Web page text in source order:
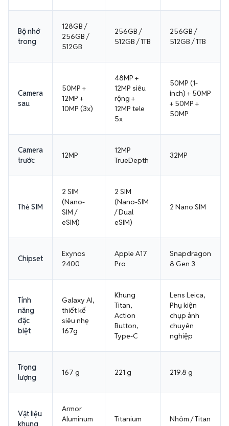
Bộ nhớ
trong
128GB /
256GB /
512GB
256GB /
512GB / 1TB
256GB /
512GB / 1TB
Camera
sau
50MP +
12MP +
10MP (3x)
48MP +
12MP siêu
rộng +
12MP tele
5x
50MP (1-
inch) + 50MP
+ 50MP +
50MP
Camera
trước
12MP
12MP
TrueDepth
32MP
Thẻ SIM
2 SIM
(Nano-
SIM /
eSIM)
2 SIM
(Nano-SIM
/ Dual
eSIM)
2 Nano SIM
Chipset
Exynos
2400
Apple A17
Pro
Snapdragon
8 Gen 3
Tính
năng
đặc
biệt
Galaxy AI,
thiết kế
siêu nhẹ
167g
Khung
Titan,
Action
Button,
Type-C
Lens Leica,
Phụ kiện
chụp ảnh
chuyên
nghiệp
Trọng
lượng
167 g 221 g 219.8 g
Vật liệu
khung
Armor
Aluminum
Titanium Nhôm / Titan